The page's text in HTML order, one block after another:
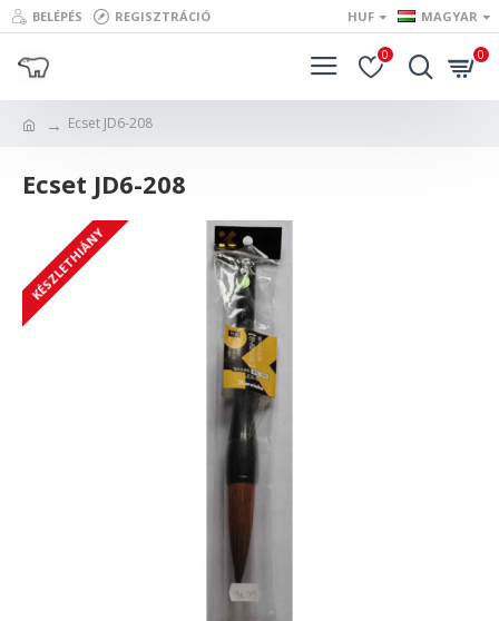
BELÉPÉS REGISZTRÁCIÓ HUF MAGYAR
0 0
Ecset JD6-208
Ecset JD6-208
KÉSZLETHIÁNY